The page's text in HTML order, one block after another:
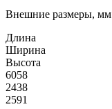
Внешние размеры, мм
Длина
Ширина
Высота
6058
2438
2591